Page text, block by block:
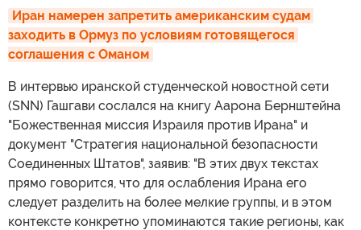
Иран намерен запретить американским судам
заходить в Ормуз по условиям готовящегося
соглашения с Оманом
В интервью иранской студенческой новостной сети
(SNN) Гашгави сослался на книгу Аарона Бернштейна
"Божественная миссия Израиля против Ирана" и
документ "Стратегия национальной безопасности
Соединенных Штатов", заявив: "В этих двух текстах
прямо говорится, что для ослабления Ирана его
следует разделить на более мелкие группы, и в этом
контексте конкретно упоминаются такие регионы, как